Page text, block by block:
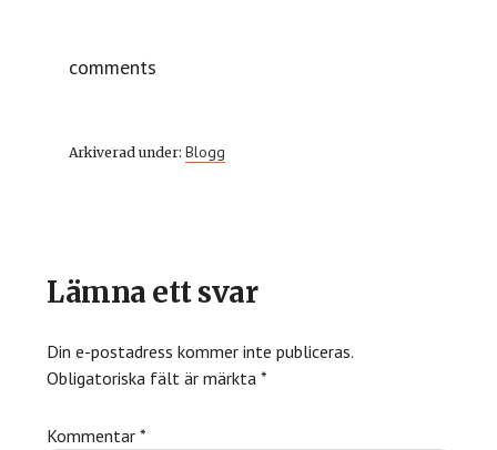
comments
Arkiverad under: Blogg
Läsarkommentarer
Lämna ett svar
Din e-postadress kommer inte publiceras.
Obligatoriska fält är märkta*
Kommentar*